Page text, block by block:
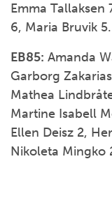
Emma Tallaksen
6, Maria Bruvik 5.
EB85: Amanda
Garborg
Mathea
Martine Isabell
Ellen Deisz 2,
Nikoleta Mingko